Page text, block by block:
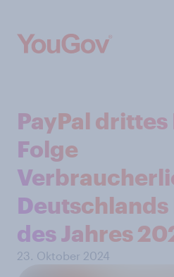
PayPal drittes
Folge
Deutschlands
des Jahres
23. Oktober 2024